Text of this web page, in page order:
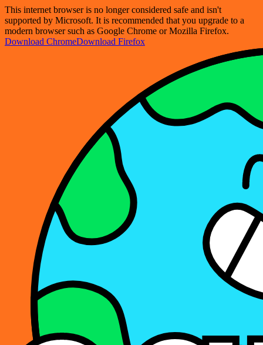
This internet browser is no longer considered safe and isn't
supported by Microsoft. It is recommended that you upgrade to a
modern browser such as Google Chrome or Mozilla Firefox.
Download ChromeDownload Firefox